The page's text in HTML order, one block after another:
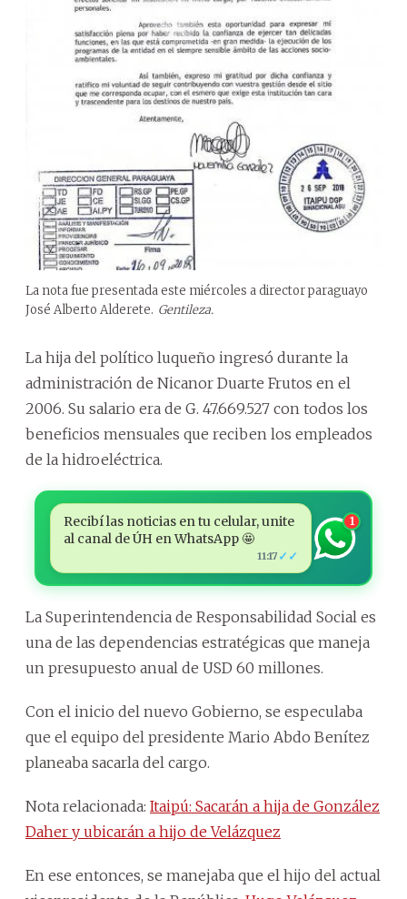
La nota fue presentada este miércoles a director paraguayo
José Alberto Alderete. Gentileza.
La hija del político luqueño ingresó durante la
administración de Nicanor Duarte Frutos en el
2006. Su salario era de G. 47.669.527 con todos los
beneficios mensuales que reciben los empleados
de la hidroeléctrica.
Recibí las noticias en tu celular, unite
al canal de ÚH en WhatsApp 🤩
11:17 ✓✓
1
La Superintendencia de Responsabilidad Social es
una de las dependencias estratégicas que maneja
un presupuesto anual de USD 60 millones.
Con el inicio del nuevo Gobierno, se especulaba
que el equipo del presidente Mario Abdo Benítez
planeaba sacarla del cargo.
Nota relacionada: Itaipú: Sacarán a hija de González
Daher y ubicarán a hijo de Velázquez
En ese entonces, se manejaba que el hijo del actual